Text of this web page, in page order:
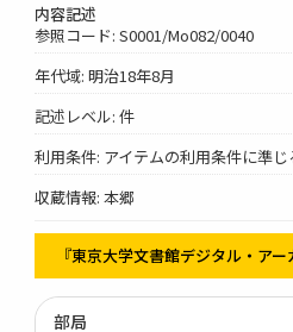
内容記述
参照コード: S0001/Mo082/0040
年代域: 明治18年8月
記述レベル: 件
利用条件: アイテムの利用条件に準じ
収蔵情報: 本郷
『東京大学文書館デジタル・ア
部局